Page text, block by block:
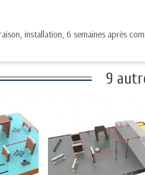
installation, 6 semaines après
9